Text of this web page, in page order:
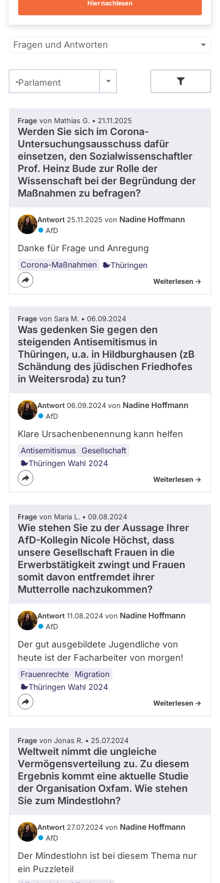
Kandidaturen
und
Mandaten
nicht
berücksichtigt.
Hier nachlesen
Primäre
Fragen und Antworten
Parlament
- Alle -
Thema
- Alle -
Antwort Status
- Alle -
Frage von Mathias G. • 21.11.2025
Werden Sie sich im Corona-
Untersuchungsausschuss dafür
einsetzen, den Sozialwissenschaftler
Prof. Heinz Bude zur Rolle der
Wissenschaft bei der Begründung der
Maßnahmen zu befragen?
Antwort 25.11.2025 von Nadine Hoffmann
AfD
Danke für Frage und Anregung
Corona-Maßnahmen Thüringen
Weiterlesen ->
Frage von Sara M. • 06.09.2024
Was gedenken Sie gegen den
steigenden Antisemitismus in
Thüringen, u.a. in Hildburghausen (zB
Schändung des jüdischen Friedhofes
in Weitersroda) zu tun?
Antwort 06.09.2024 von Nadine Hoffmann
AfD
Klare Ursachenbenennung kann helfen
Antisemitismus Gesellschaft
Thüringen
Thüringen Wahl 2024
Weiterlesen ->
Frage von Maria L. • 09.08.2024
Wie stehen Sie zu der Aussage Ihrer
AfD-Kollegin Nicole Höchst, dass
unsere Gesellschaft Frauen in die
Erwerbstätigkeit zwingt und Frauen
somit davon entfremdet ihrer
Mutterrolle nachzukommen?
Antwort 11.08.2024 von Nadine Hoffmann
AfD
Der gut ausgebildete Jugendliche von
heute ist der Facharbeiter von morgen!
Frauenrechte Migration
Fachkräftemangel
Familienpolitik
AfD
Thüringen Wahl 2024
Weiterlesen ->
Frage von Jonas R. • 25.07.2024
Weltweit nimmt die ungleiche
Vermögensverteilung zu. Zu diesem
Ergebnis kommt eine aktuelle Studie
der Organisation Oxfam. Wie stehen
Sie zum Mindestlohn?
Antwort 27.07.2024 von Nadine Hoffmann
AfD
Der Mindestlohn ist bei diesem Thema nur
ein Puzzleteil